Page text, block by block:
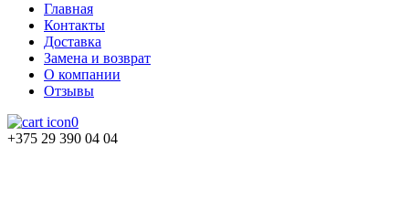
Главная
Контакты
Доставка
Замена и возврат
О компании
Отзывы
0
+375 29 390 04 04